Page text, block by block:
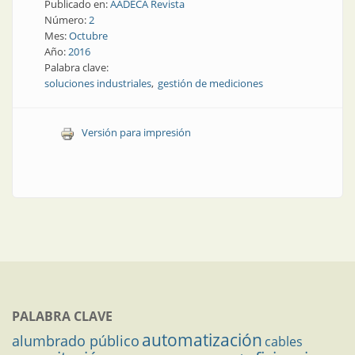
Publicado en:AADECA Revista
Número:2
Mes:Octubre
Año:2016
Palabra clave:
soluciones industriales gestión de mediciones
Versión para impresión
PALABRA CLAVE
alumbrado público automatización cables